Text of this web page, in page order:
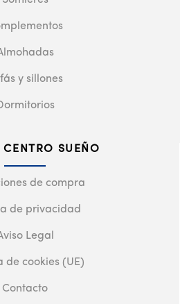
y sillones
SUEÑO
de compra
de privacidad
Legal
de cookies (UE)
Contacto